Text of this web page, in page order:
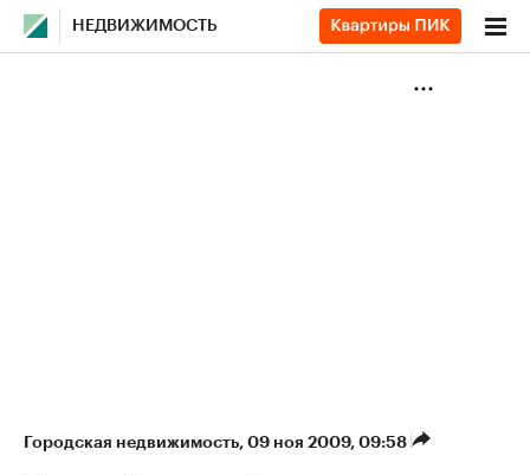
НЕДВИЖИМОСТЬ
Городская недвижимость⁠, 09 ноя 2009, 09:58